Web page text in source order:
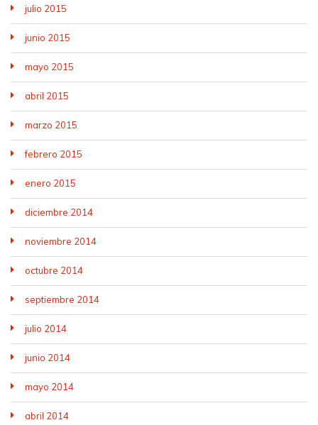
julio 2015
junio 2015
mayo 2015
abril 2015
marzo 2015
febrero 2015
enero 2015
diciembre 2014
noviembre 2014
octubre 2014
septiembre 2014
julio 2014
junio 2014
mayo 2014
abril 2014